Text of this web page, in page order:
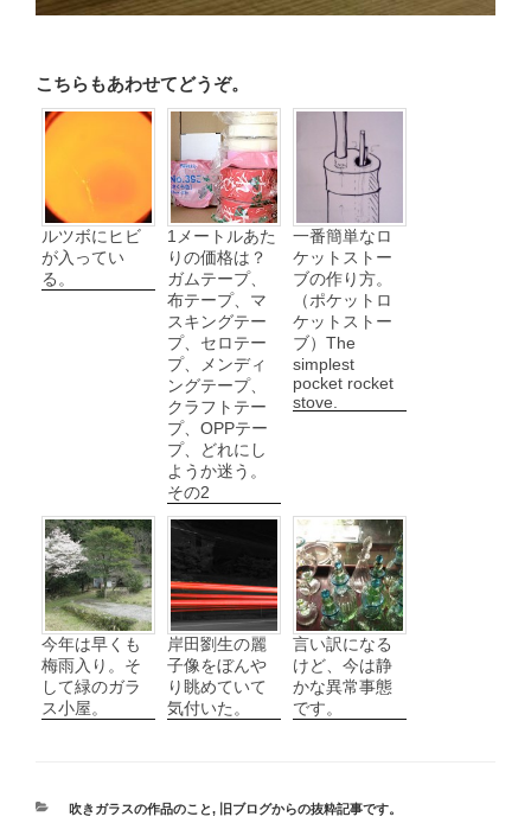
こちらもあわせてどうぞ。
ルツボにヒビ
が入ってい
る。
1メートルあた
りの価格は？
ガムテープ、
布テープ、マ
スキングテー
プ、セロテー
プ、メンディ
ングテープ、
クラフトテー
プ、OPPテー
プ、どれにし
ようか迷う。
その2
一番簡単なロ
ケットストー
ブの作り方。
（ポケットロ
ケットストー
ブ）The
simplest
pocket rocket
stove.
今年は早くも
梅雨入り。そ
して緑のガラ
ス小屋。
岸田劉生の麗
子像をぼんや
り眺めていて
気付いた。
言い訳になる
けど、今は静
かな異常事態
です。
カ
吹きガラスの作品のこと, 旧ブログからの抜粋記事です。